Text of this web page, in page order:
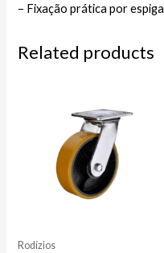
– Fixação prática por espiga
Related products
Rodízios